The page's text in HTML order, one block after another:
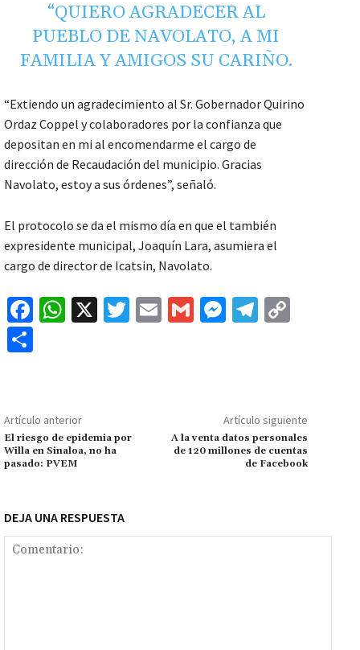
“QUIERO AGRADECER AL
PUEBLO DE NAVOLATO, A MI
FAMILIA Y AMIGOS SU CARIÑO.
“Extiendo un agradecimiento al Sr. Gobernador Quirino
Ordaz Coppel y colaboradores por la confianza que
depositan en mi al encomendarme el cargo de
dirección de Recaudación del municipio. Gracias
Navolato, estoy a sus órdenes”, señaló.
El protocolo se da el mismo día en que el también
expresidente municipal, Joaquín Lara, asumiera el
cargo de director de Icatsin, Navolato.
Fa
o
k
W
p
p
X
T
E
G
M
ge
r
Te
m Li
n
k
p
ar
tir
Artículo anterior
El riesgo de epidemia por
Willa en Sinaloa, no ha
pasado: PVEM
Artículo siguiente
A la venta datos personales
de 120 millones de cuentas
de Facebook
DEJA UNA RESPUESTA